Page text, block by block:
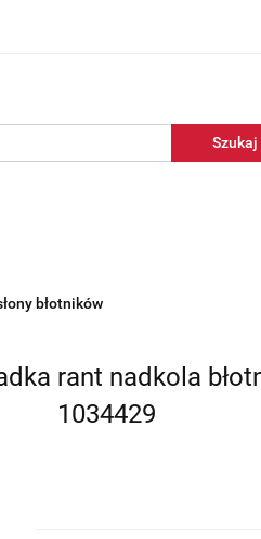
błotników
rant nadkola
1034429